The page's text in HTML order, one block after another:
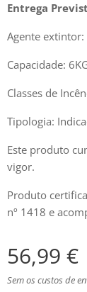
Entrega
Agente extintor:
Capacidade:
Classes de
Tipologia:
Este produto
vigor.
Produto
nº 1418 e
56,99 €
Sem os custos de